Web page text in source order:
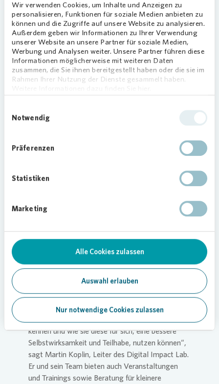
Wir verwenden Cookies, um Inhalte und Anzeigen zu
personalisieren, Funktionen für soziale Medien anbieten zu
können und die Zugriffe auf unsere Website zu analysieren.
Außerdem geben wir Informationen zu Ihrer Verwendung
unserer Website an unsere Partner für soziale Medien,
Werbung und Analysen weiter. Unsere Partner führen diese
Informationen möglicherweise mit weiteren Daten
zusammen, die Sie ihnen bereitgestellt haben oder die sie im
Rahmen Ihrer Nutzung der Dienste gesammelt haben.
Notwendig
Präferenzen
Statistiken
Marketing
Alle Cookies zulassen
Auswahl erlauben
Nur notwendige Cookies zulassen
Vonoviastellt die Räumlichkeiten in der
Liegnitzstraße vergünstigt zur Verfügung, damit
das Projekt langfristig in Gröpelingen wirken kann.
Timm Tebbe, Vonovia
Regionalbereichsleiter
Bremen, freut sich über die Wirkung, die das
„Digital Impact Lab“ auf den Stadtteil hat: „Das
Mieter. Darüber hinaus fördert es das
Zusammenleben im Stadtteil, daher unterstützen
digitale Medien
Nachmittag“ können Jugendliche neueste
ins Leben rufen – etwa in den Bereichen Virtual
Reality oder 3D-Druck. Durch Kreativaktionen,
wie zum Beispiel der Entwicklung von Stadtraum-
Games, können sich junge Menschen aktiv in die
Stadtteilentwicklung einbringen.
„Das Projekt stärkt vor allem junge Menschen,
die mit digitalen Medien aufgewachsen sind. Sie
kennen und wie sie diese für sich, eine bessere
Selbstwirksamkeit und Teilhabe, nutzen können“,
sagt Martin Koplin, Leiter des Digital Impact Lab.
Er und sein Team bieten auch Veranstaltungen
und Trainings sowie Beratung für kleinere